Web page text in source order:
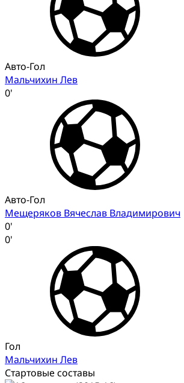
Авто-Гол
Мальчихин Лев
0'
Авто-Гол
Мещеряков Вячеслав Владимирович
0'
0'
Гол
Мальчихин Лев
Стартовые составы